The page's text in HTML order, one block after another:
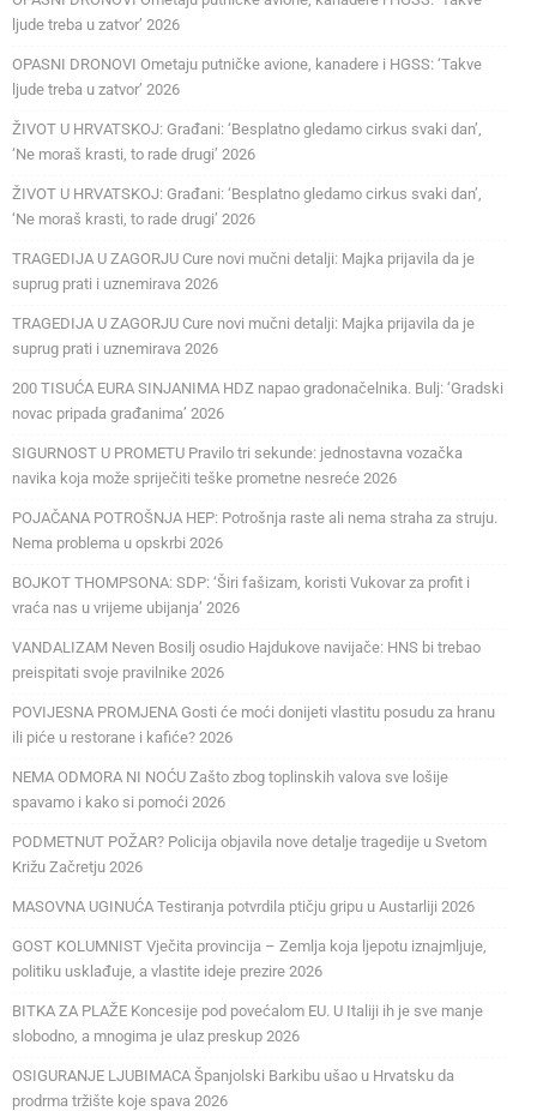
ljude treba u zatvor’ 2026
OPASNI DRONOVI Ometaju putničke avione, kanadere i HGSS: ‘Takve
ljude treba u zatvor’ 2026
ŽIVOT U HRVATSKOJ: Građani: ‘Besplatno gledamo cirkus svaki dan’,
‘Ne moraš krasti, to rade drugi’ 2026
ŽIVOT U HRVATSKOJ: Građani: ‘Besplatno gledamo cirkus svaki dan’,
‘Ne moraš krasti, to rade drugi’ 2026
TRAGEDIJA U ZAGORJU Cure novi mučni detalji: Majka prijavila da je
suprug prati i uznemirava 2026
TRAGEDIJA U ZAGORJU Cure novi mučni detalji: Majka prijavila da je
suprug prati i uznemirava 2026
200 TISUĆA EURA SINJANIMA HDZ napao gradonačelnika. Bulj: ‘Gradski
novac pripada građanima’ 2026
SIGURNOST U PROMETU Pravilo tri sekunde: jednostavna vozačka
navika koja može spriječiti teške prometne nesreće 2026
POJAČANA POTROŠNJA HEP: Potrošnja raste ali nema straha za struju.
Nema problema u opskrbi 2026
BOJKOT THOMPSONA: SDP: ‘Širi fašizam, koristi Vukovar za profit i
vraća nas u vrijeme ubijanja’ 2026
VANDALIZAM Neven Bosilj osudio Hajdukove navijače: HNS bi trebao
preispitati svoje pravilnike 2026
POVIJESNA PROMJENA Gosti će moći donijeti vlastitu posudu za hranu
ili piće u restorane i kafiće? 2026
NEMA ODMORA NI NOĆU Zašto zbog toplinskih valova sve lošije
spavamo i kako si pomoći 2026
PODMETNUT POŽAR? Policija objavila nove detalje tragedije u Svetom
Križu Začretju 2026
MASOVNA UGINUĆA Testiranja potvrdila ptičju gripu u Austarliji 2026
GOST KOLUMNIST Vječita provincija – Zemlja koja ljepotu iznajmljuje,
politiku usklađuje, a vlastite ideje prezire 2026
BITKA ZA PLAŽE Koncesije pod povećalom EU. U Italiji ih je sve manje
slobodno, a mnogima je ulaz preskup 2026
OSIGURANJE LJUBIMACA Španjolski Barkibu ušao u Hrvatsku da
prodrma tržište koje spava 2026